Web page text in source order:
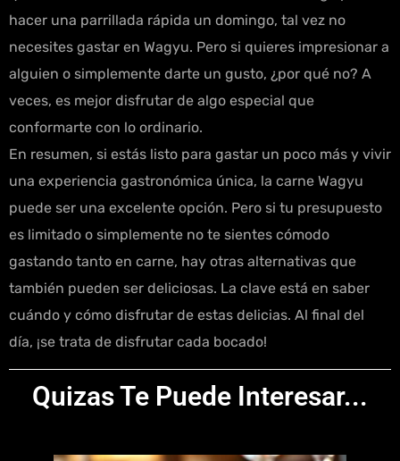
hacer una parrillada rápida un domingo, tal vez no
necesites gastar en Wagyu. Pero si quieres impresionar a
alguien o simplemente darte un gusto, ¿por qué no? A
veces, es mejor disfrutar de algo especial que
conformarte con lo ordinario.
En resumen, si estás listo para gastar un poco más y vivir
una experiencia gastronómica única, la carne Wagyu
puede ser una excelente opción. Pero si tu presupuesto
es limitado o simplemente no te sientes cómodo
gastando tanto en carne, hay otras alternativas que
también pueden ser deliciosas. La clave está en saber
cuándo y cómo disfrutar de estas delicias. Al final del
día, ¡se trata de disfrutar cada bocado!
Quizas Te Puede Interesar...